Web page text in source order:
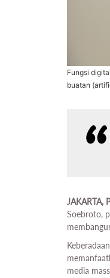
Fungsi
buatan
JAKARTA,
Soebroto,
media